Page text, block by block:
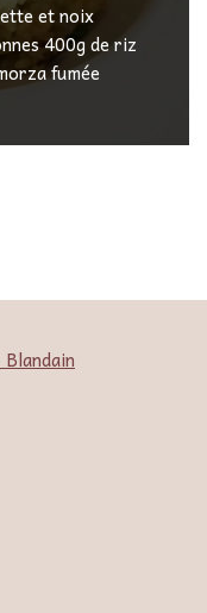
et noix
400g de riz
fumée